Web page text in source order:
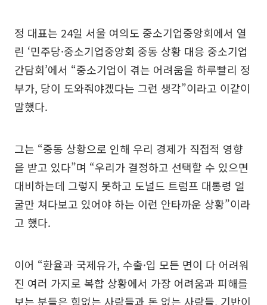
정 대표는 24일 서울 여의도 중소기업중앙회에서 열
린 ‘민주당·중소기업중앙회 중동 상황 대응 중소기업
간담회’에서 “중소기업이 겪는 어려움을 하루빨리 정
부가, 당이 도와줘야겠다는 그런 생각”이라고 이같이
말했다.
그는 “중동 상황으로 인해 우리 경제가 직접적 영향
을 받고 있다”며 “우리가 결정하고 선택할 수 있으면
대비하는데 그렇지 못하고 도널드 트럼프 대통령 얼
굴만 쳐다보고 있어야 하는 이런 안타까운 상황”이라
고 했다.
이어 “환율과 국제유가, 수출·입 모든 면이 다 어려워
진 여러 가지로 복합 상황에서 가장 어려움과 피해를
보는 분들은 힘없는 사람들과 돈 없는 사람들, 기반이